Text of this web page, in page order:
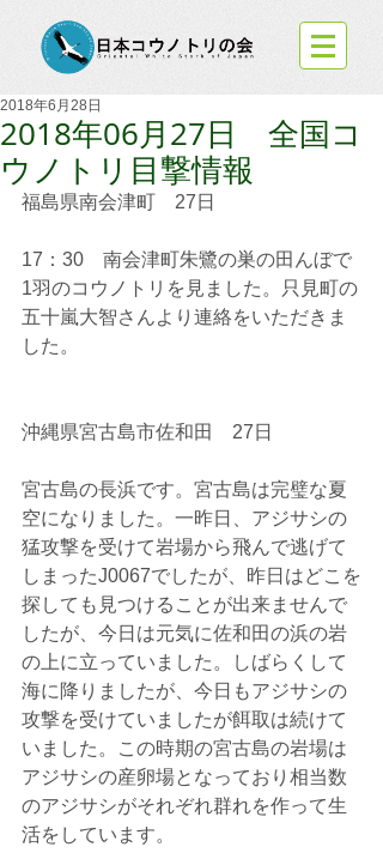
2018年06月27日 全国コ
ウノトリ目撃情報
2018年6月28日
福島県南会津町　27日
17：30　南会津町朱鷺の巣の田んぼで
1羽のコウノトリを見ました。只見町の
五十嵐大智さんより連絡をいただきま
した。
沖縄県宮古島市佐和田　27日
宮古島の長浜です。宮古島は完璧な夏
空になりました。一昨日、アジサシの
猛攻撃を受けて岩場から飛んで逃げて
しまったJ0067でしたが、昨日はどこを
探しても見つけることが出来ませんで
したが、今日は元気に佐和田の浜の岩
の上に立っていました。しばらくして
海に降りましたが、今日もアジサシの
攻撃を受けていましたが餌取は続けて
いました。この時期の宮古島の岩場は
アジサシの産卵場となっており相当数
のアジサシがそれぞれ群れを作って生
活をしています。